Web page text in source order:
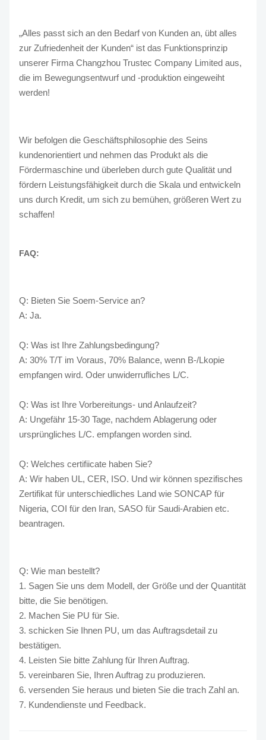
„Alles passt sich an den Bedarf von Kunden an, übt alles
zur Zufriedenheit der Kunden“ ist das Funktionsprinzip
unserer Firma Changzhou Trustec Company Limited aus,
die im Bewegungsentwurf und -produktion eingeweiht
werden!
Wir befolgen die Geschäftsphilosophie des Seins
kundenorientiert und nehmen das Produkt als die
Fördermaschine und überleben durch gute Qualität und
fördern Leistungsfähigkeit durch die Skala und entwickeln
uns durch Kredit, um sich zu bemühen, größeren Wert zu
schaffen!
FAQ:
Q: Bieten Sie Soem-Service an?
A: Ja.
Q: Was ist Ihre Zahlungsbedingung?
A: 30% T/T im Voraus, 70% Balance, wenn B-/Lkopie
empfangen wird. Oder unwiderrufliches L/C.
Q: Was ist Ihre Vorbereitungs- und Anlaufzeit?
A: Ungefähr 15-30 Tage, nachdem Ablagerung oder
ursprüngliches L/C. empfangen worden sind.
Q: Welches certifiicate haben Sie?
A: Wir haben UL, CER, ISO. Und wir können spezifisches
Zertifikat für unterschiedliches Land wie SONCAP für
Nigeria, COI für den Iran, SASO für Saudi-Arabien etc.
beantragen.
Q: Wie man bestellt?
1. Sagen Sie uns dem Modell, der Größe und der Quantität
bitte, die Sie benötigen.
2. Machen Sie PU für Sie.
3. schicken Sie Ihnen PU, um das Auftragsdetail zu
bestätigen.
4. Leisten Sie bitte Zahlung für Ihren Auftrag.
5. vereinbaren Sie, Ihren Auftrag zu produzieren.
6. versenden Sie heraus und bieten Sie die trach Zahl an.
7. Kundendienste und Feedback.